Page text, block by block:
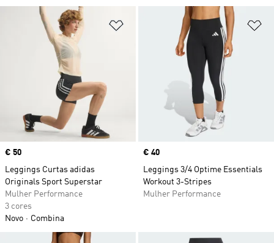
Adicionar à Lista de Desejos
Price
€ 50
Leggings Curtas adidas
Originals Sport Superstar
Mulher Performance
3 cores
Novo
Combina
Price
€ 40
Leggings 3/4 Optime Essentials
Workout 3-Stripes
Mulher Performance